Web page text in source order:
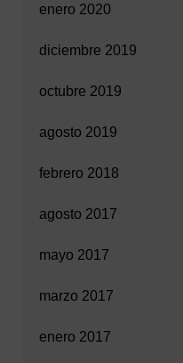
enero 2020
diciembre 2019
octubre 2019
agosto 2019
febrero 2018
agosto 2017
mayo 2017
marzo 2017
enero 2017